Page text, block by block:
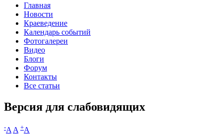
Главная
Новости
Краеведение
Календарь событий
Фотогалереи
Видео
Блоги
Форум
Контакты
Все статьи
Версия для слабовидящих
-A A +A